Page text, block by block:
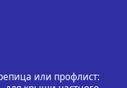
или профлист: